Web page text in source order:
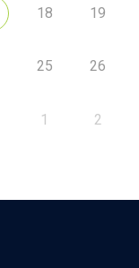
18 19
25 26
1 2